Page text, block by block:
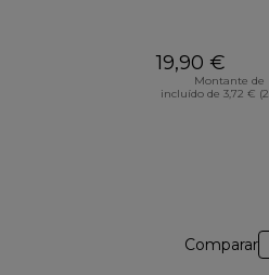
19,90 €
Montante de
incluído de 3,72 €
Comparar